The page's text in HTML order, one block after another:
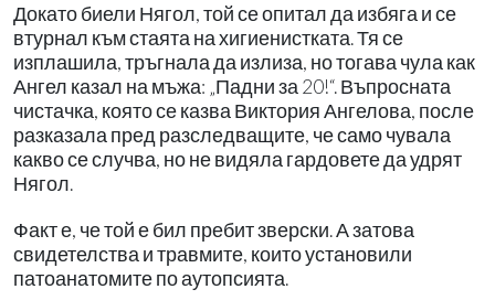
Докато биели Нягол, той се опитал да избяга и се
втурнал към стаята на хигиенистката. Тя се
изплашила, тръгнала да излиза, но тогава чула как
Ангел казал на мъжа: „Падни за 20!“. Въпросната
чистачка, която се казва Виктория Ангелова, после
разказала пред разследващите, че само чувала
какво се случва, но не видяла гардовете да удрят
Нягол.
Факт е, че той е бил пребит зверски. А затова
свидетелства и травмите, които установили
патоанатомите по аутопсията.